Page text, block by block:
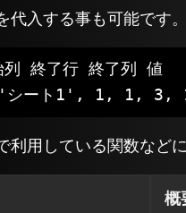
入する事も可能です。
終了行 終了列 値
シート1', 1,
利用している関数など
概